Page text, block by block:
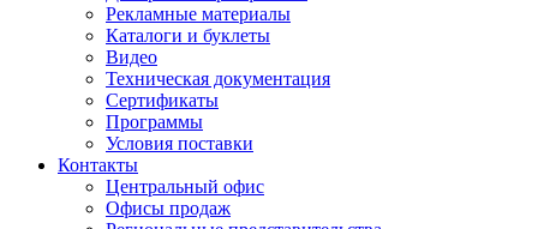
Рекламные материалы
Каталоги и буклеты
Видео
Техническая документация
Сертификаты
Программы
Условия поставки
Контакты
Центральный офис
Офисы продаж